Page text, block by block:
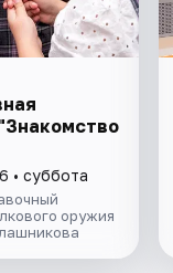
• суббота
оружия